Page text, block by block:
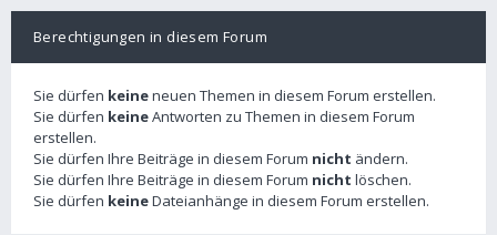
Berechtigungen in diesem Forum
Sie dürfen keineneuen Themen in diesem Forum erstellen.
Sie dürfen keineAntworten zu Themen in diesem Forum
erstellen.
Sie dürfen Ihre Beiträge in diesem Forum nicht ändern.
Sie dürfen Ihre Beiträge in diesem Forum nicht löschen.
Sie dürfen keineDateianhänge in diesem Forum erstellen.